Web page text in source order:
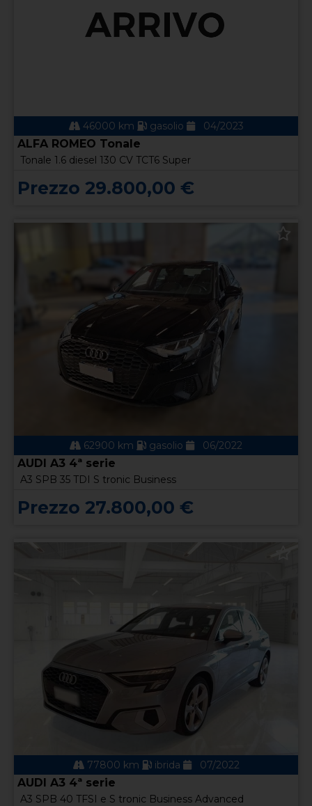
46000 km gasolio 04/2023
ALFA ROMEO Tonale
Tonale 1.6 diesel 130 CV TCT6 Super
Prezzo 29.800,00 €
62900 km gasolio 06/2022
AUDI A3 4ª serie
A3 SPB 35 TDI S tronic Business
Prezzo 27.800,00 €
77800 km ibrida 07/2022
AUDI A3 4ª serie
A3 SPB 40 TFSI e S tronic Business Advanced